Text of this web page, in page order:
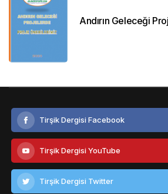
Andırın Geleceği
Tirşik Dergisi Facebook
Tirşik Dergisi YouTube
Tirşik Dergisi Twitter